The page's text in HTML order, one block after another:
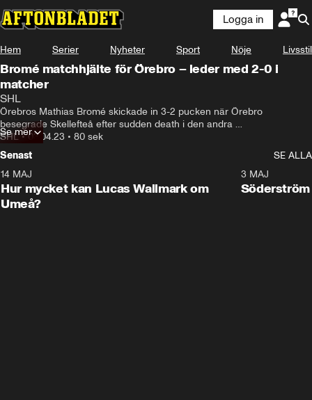
Logga in
Hem Serier Nyheter Sport Nöje Livsstil
Bromé matchhjälte för Örebro – leder med 2-0 i
matcher
SHL
Örebros Mathias Bromé skickade in 3-2 pucken när Örebro
besegrade Skellefteå efter sudden death i den andra
semifinalmatchen. Örebro leder nu med 2-0 i matcher.
SHL•03.04.23 • 80 sek
Se mer
Senast
SE ALLA
Plus
14 MAJ
Hur mycket kan Lucas Wallmark om
Umeå?
3 MAJ